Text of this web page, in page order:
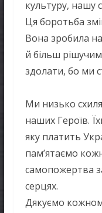
культуру, нашу
Ця боротьба
Вона зробила
й більш
здолати, бо ми
Ми низько
наших Героїв.
яку платить
пам’ятаємо
самопожертва
серцях.
Дякуємо